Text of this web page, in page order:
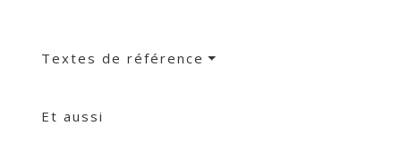
Textes de référence
Et aussi